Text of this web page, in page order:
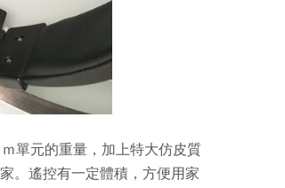
單元的重量，加上特大仿皮質
。遙控有一定體積，方便用家